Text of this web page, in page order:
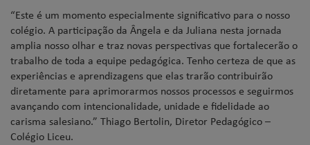
“Este é um momento especialmente significativo para o nosso
colégio. A participação da Ângela e da Juliana nesta jornada
amplia nosso olhar e traz novas perspectivas que fortalecerão o
trabalho de toda a equipe pedagógica. Tenho certeza de que as
experiências e aprendizagens que elas trarão contribuirão
diretamente para aprimorarmos nossos processos e seguirmos
avançando com intencionalidade, unidade e fidelidade ao
carisma salesiano.” Thiago Bertolin, Diretor Pedagógico –
Colégio Liceu.